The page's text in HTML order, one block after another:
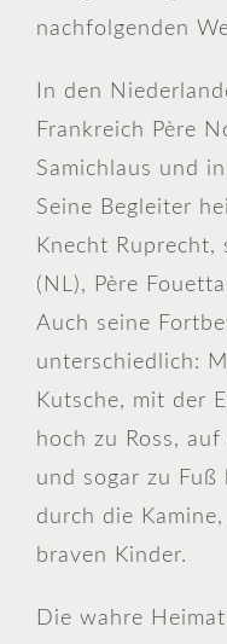
nachfolgenden
In den
Frankreich Père
Samichlaus und
Seine Begleiter
Knecht Ruprecht,
(NL), Père
Auch seine
unterschiedlich:
Kutsche, mit der
hoch zu Ross,
und sogar zu Fuß
durch die
braven Kinder.
Die wahre